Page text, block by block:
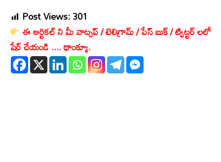
Post Views:301
ఈ ఆర్టికల్ ని మీ వాట్సప్ / టెలిగ్రామ్ / పేస్ బుక్ / ట్విట్టర్ లలో
షేర్ చేయండి .... థాంక్యూ.